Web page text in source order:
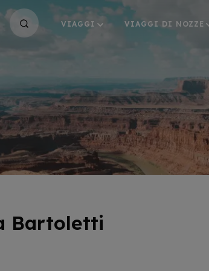
VIAGGI VIAGGI DI NOZZE
Bartoletti